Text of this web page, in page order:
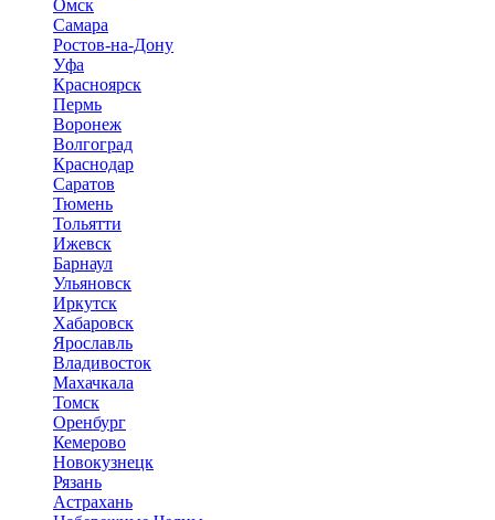
Омск
Самара
Ростов-на-Дону
Уфа
Красноярск
Пермь
Воронеж
Волгоград
Краснодар
Саратов
Тюмень
Тольятти
Ижевск
Барнаул
Ульяновск
Иркутск
Хабаровск
Ярославль
Владивосток
Махачкала
Томск
Оренбург
Кемерово
Новокузнецк
Рязань
Астрахань